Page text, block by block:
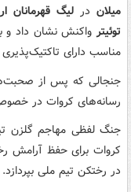
میلان در لیگ قهرمانان
توئیتر واکنش نشان داد و
مناسب دارای
جنجالی که پس از
رسانه‌های کروات در
جنگ لفظی مهاجم گلزن
کروات برای حفظ آرامش
در رختکن تیم ملی بپردازد.